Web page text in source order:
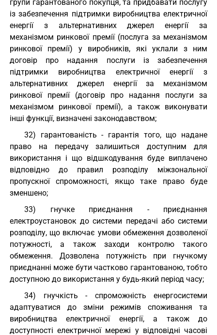
групи гарантованого покупця, та придбавати послугу
із забезпечення підтримки виробництва електричної
енергії з альтернативних джерел енергії за
механізмом ринкової премії (послуга за механізмом
ринкової премії) у виробників, які уклали з ним
договір про надання послуги із забезпечення
підтримки виробництва електричної енергії з
альтернативних джерел енергії за механізмом
ринкової премії (договір про надання послуги за
механізмом ринкової премії), а також виконувати
інші функції, визначені законодавством;
32) гарантованість - гарантія того, що надане
право на передачу залишиться доступним для
використання і що відшкодування буде виплачено
відповідно до правил розподілу міжзональної
пропускної спроможності, якщо таке право буде
зменшено;
33) гнучке приєднання - приєднання
електроустановок до системи передачі або системи
розподілу, що включає умови обмеження дозволеної
потужності, а також заходи контролю такого
обмеження. Дозволена потужність при гнучкому
приєднанні може бути частково гарантованою, тобто
доступною до використання у будь-який період часу;
34) гнучкість - спроможність енергосистеми
адаптуватися до зміни режимів споживання та
виробництва електричної енергії, а також до
доступності електричної мережі у відповідні часові